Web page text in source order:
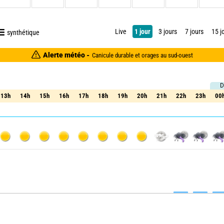
synthétique Live 1 jour 3 jours 7 jours 15
Alerte météo - Canicule durable et orages au sud-ouest
13h 14h 15h 16h 17h 18h 19h 20h 21h 22h 23h
13h 14h 15h 16h 17h 18h 19h 20h 21h 22h 23h 00h